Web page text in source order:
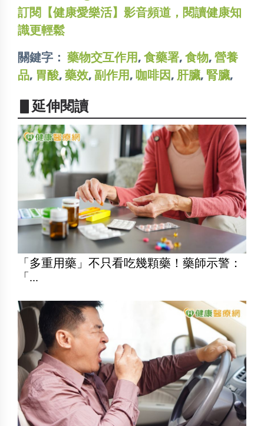
訂閱【健康愛樂活】影音頻道，閱讀健康知
識更輕鬆
關鍵字： 藥物交互作用, 食藥署, 食物, 營養
品, 胃酸, 藥效, 副作用, 咖啡因, 肝臟, 腎臟,
▋延伸閱讀
「多重用藥」不只看吃幾顆藥！藥師示警：
「...